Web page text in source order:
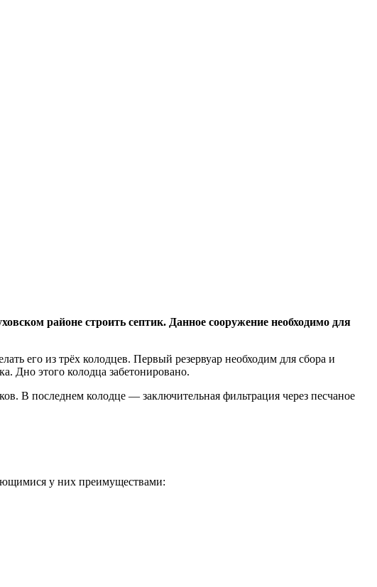
районе строить септик. Данное сооружение необходимо для
его из трёх колодцев. Первый резервуар необходим для сбора и
Дно этого колодца забетонировано.
В последнем колодце — заключительная фильтрация через песчаное
у них преимуществами: